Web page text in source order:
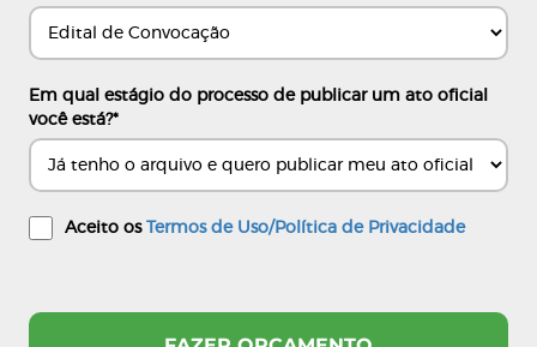
Em qual estágio do processo de publicar um ato oficial
você está?*
Aceito os Termos de Uso/Política de Privacidade